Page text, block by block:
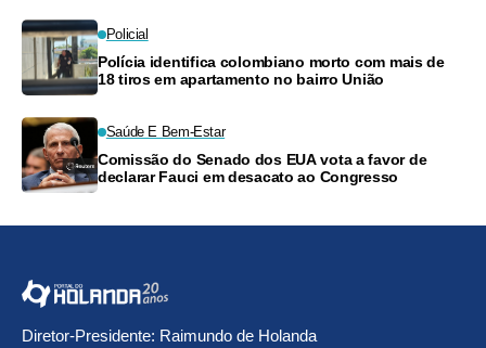
Policial
Polícia identifica colombiano morto com mais de
18 tiros em apartamento no bairro União
Saúde E Bem-Estar
Comissão do Senado dos EUA vota a favor de
declarar Fauci em desacato ao Congresso
Diretor-Presidente: Raimundo de Holanda